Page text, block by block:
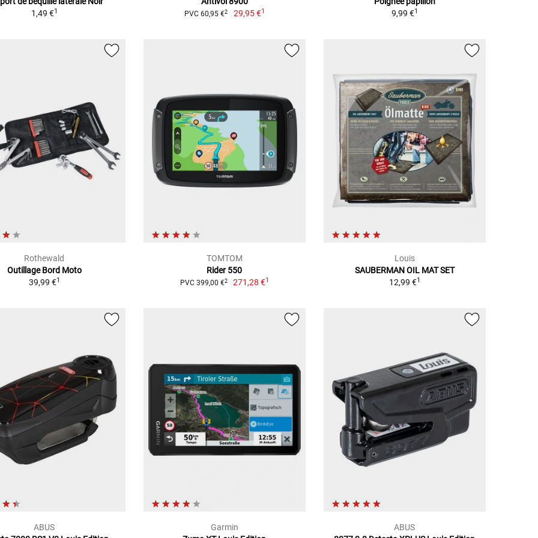
1,49 €1 PVC 60,95 €2 29,95 €1
9,99 €1
Rothewald
Outillage Bord Moto
39,99 €1
TOMTOM
Rider 550
PVC 399,00 €2 271,28 €1
Louis
SAUBERMAN OIL MAT SET
12,99 €1
ABUS
Garmin
ABUS